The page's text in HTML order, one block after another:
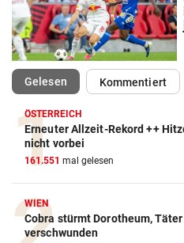
Gelesen(ausgewählt)Kommentiert
ÖSTERREICH
Erneuter Allzeit-Rekord ++
nicht vorbei
161.551 mal gelesen
WIEN
Cobra stürmt Dorotheum,
verschwunden